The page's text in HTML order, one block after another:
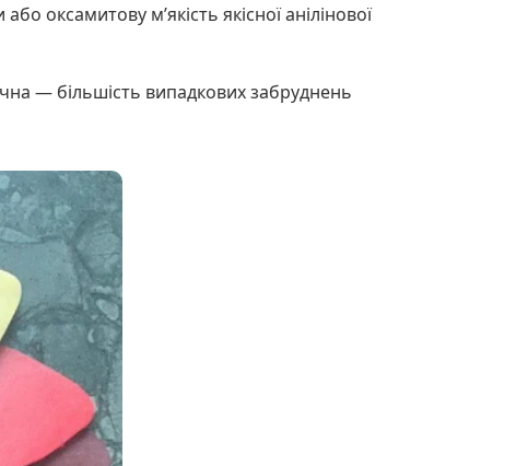
оксамитову м’якість якісної анілінової
— більшість випадкових забруднень